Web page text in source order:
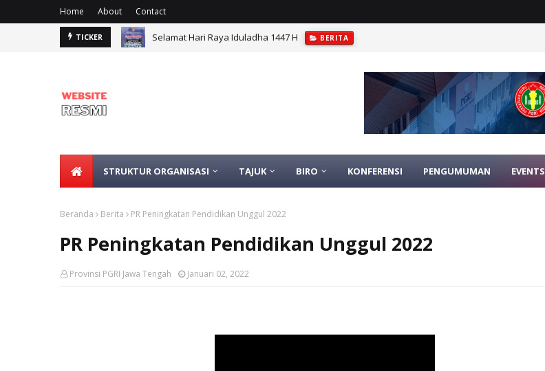
Home About Contact
TICKER Selamat Hari Raya Iduladha 1447 H BERITA
STRUKTUR ORGANISASI TAJUK BIRO KONFERENSI PENGUMUMAN EVENTS
Beranda Berita PR Peningkatan Pendidikan Unggul 2022
PR Peningkatan Pendidikan Unggul 2022
Provinsi PGRI Jawa Tengah Januari 02, 2022